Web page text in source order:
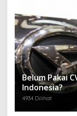
Belum Pakai
Indonesia?
4934 Dilihat